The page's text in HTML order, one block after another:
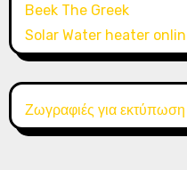
Beek The Greek
Solar Water heater
Ζωγραφιές για εκτύπωση